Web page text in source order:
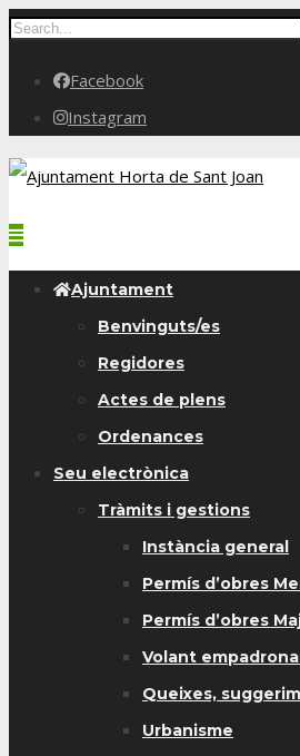
Facebook
Instagram
Ajuntament
Benvinguts/es
Regidores
Actes de plens
Ordenances
Seu electrònica
Tràmits i gestions
Instància general
Permís d’obres
Permís d’obres
Volant
Queixes,
Urbanisme